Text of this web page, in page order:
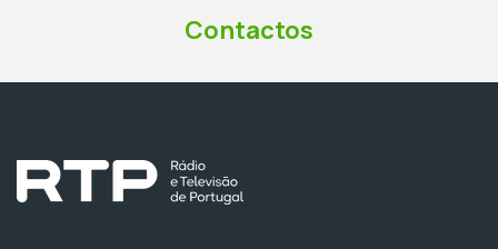
Contactos